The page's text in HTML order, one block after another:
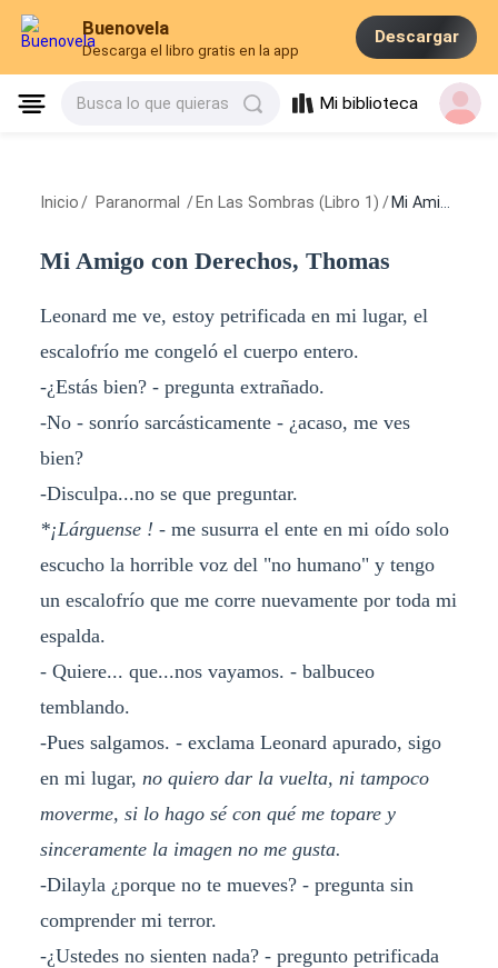
Buenovela
Descarga el libro gratis en la app
Descargar
Busca lo que quieras Mi biblioteca
Inicio / Paranormal / En Las Sombras (Libro 1) / Mi Amigo con Derechos, Thomas
Mi Amigo con Derechos, Thomas
Leonard me ve, estoy petrificada en mi lugar, el
escalofrío me congeló el cuerpo entero.
-¿Estás bien? - pregunta extrañado.
-No - sonrío sarcásticamente - ¿acaso, me ves
bien?
-Disculpa...no se que preguntar.
*¡Lárguense ! - me susurra el ente en mi oído solo
escucho la horrible voz del "no humano" y tengo
un escalofrío que me corre nuevamente por toda mi
espalda.
- Quiere... que...nos vayamos. - balbuceo
temblando.
-Pues salgamos. - exclama Leonard apurado, sigo
en mi lugar, no quiero dar la vuelta, ni tampoco
moverme, si lo hago sé con qué me topare y
sinceramente la imagen no me gusta.
-Dilayla ¿porque no te mueves? - pregunta sin
comprender mi terror.
-¿Ustedes no sienten nada? - pregunto petrificada